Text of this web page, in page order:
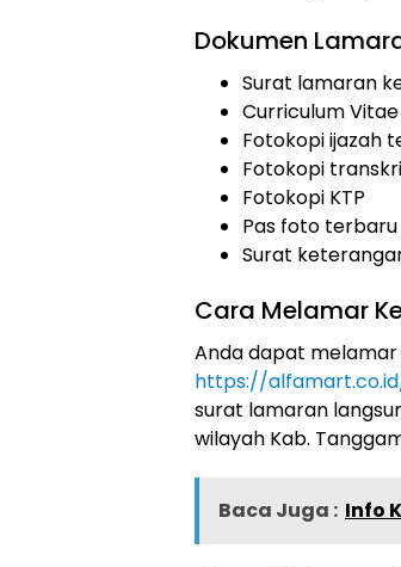
Dokumen
Surat lamaran
Curriculum
Fotokopi ijazah
Fotokopi
Fotokopi KTP
Pas foto
Surat
Cara Melamar
Anda dapat melamar
https://
surat lamaran
wilayah Kab.
Baca Juga : Info